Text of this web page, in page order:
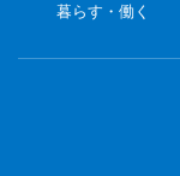
暮らす・働く